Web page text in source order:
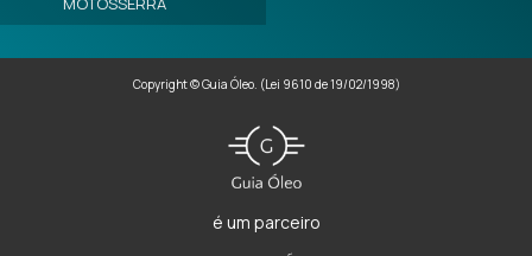
Copyright © Guia Óleo. (Lei 9610 de 19/02/1998)
é um parceiro